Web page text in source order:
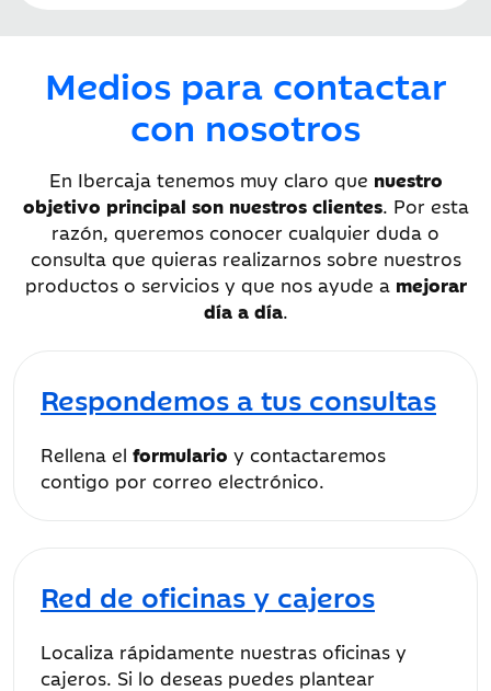
Medios para contactar
con nosotros
En Ibercaja tenemos muy claro que nuestro
objetivo principal son nuestros clientes. Por esta
razón, queremos conocer cualquier duda o
consulta que quieras realizarnos sobre nuestros
productos o servicios y que nos ayude a mejorar
día a día.
Respondemos a tus consultas
Rellena el formulario y contactaremos
contigo por correo electrónico.
Red de oficinas y cajeros
Localiza rápidamente nuestras oficinas y
cajeros. Si lo deseas puedes plantear